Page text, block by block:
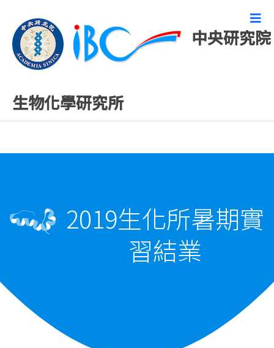
中央研究院
生物化學研究所活動報導
2019生化所暑期實
習結業